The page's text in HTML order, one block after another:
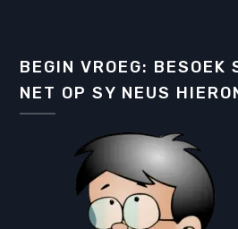
BEGIN VROEG: BESOEK
NET OP SY NEUS